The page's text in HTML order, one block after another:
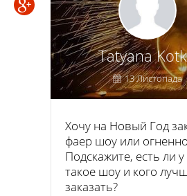
Tatyana
13 Листопада
Хочу на Новый Год
фаер шоу или
Подскажите, есть ли у
такое шоу и кого
заказать?